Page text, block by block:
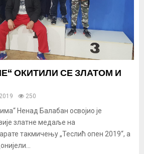
ОКИТИЛИ СЕ ЗЛАТОМ И
250
Ненад Балабан освојио је
златне медаље на
такмичењу „Теслић опен 2019“, а